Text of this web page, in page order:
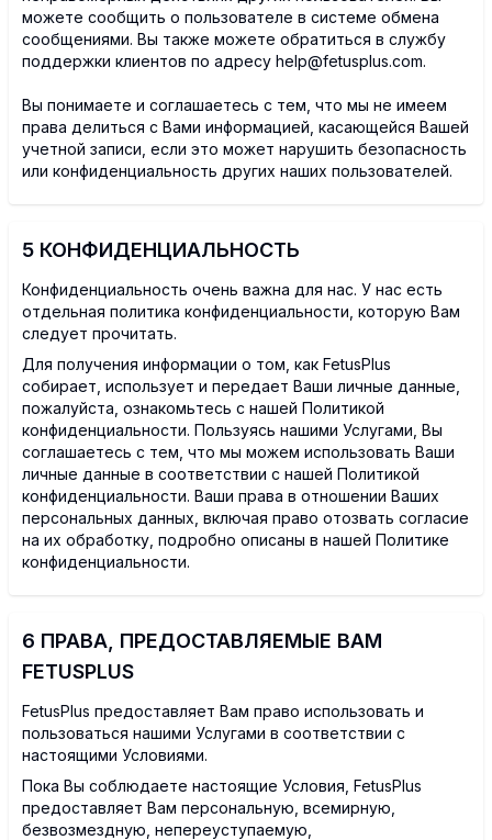
можете сообщить о пользователе в системе обмена
сообщениями. Вы также можете обратиться в службу
поддержки клиентов по адресу help@fetusplus.com.
Вы понимаете и соглашаетесь с тем, что мы не имеем
права делиться с Вами информацией, касающейся Вашей
учетной записи, если это может нарушить безопасность
или конфиденциальность других наших пользователей.
5 КОНФИДЕНЦИАЛЬНОСТЬ
Конфиденциальность очень важна для нас. У нас есть
отдельная политика конфиденциальности, которую Вам
следует прочитать.
Для получения информации о том, как FetusPlus
собирает, использует и передает Ваши личные данные,
пожалуйста, ознакомьтесь с нашей Политикой
конфиденциальности. Пользуясь нашими Услугами, Вы
соглашаетесь с тем, что мы можем использовать Ваши
личные данные в соответствии с нашей Политикой
конфиденциальности. Ваши права в отношении Ваших
персональных данных, включая право отозвать согласие
на их обработку, подробно описаны в нашей Политике
конфиденциальности.
6 ПРАВА, ПРЕДОСТАВЛЯЕМЫЕ ВАМ
FETUSPLUS
FetusPlus предоставляет Вам право использовать и
пользоваться нашими Услугами в соответствии с
настоящими Условиями.
Пока Вы соблюдаете настоящие Условия, FetusPlus
предоставляет Вам персональную, всемирную,
безвозмездную, непереуступаемую,